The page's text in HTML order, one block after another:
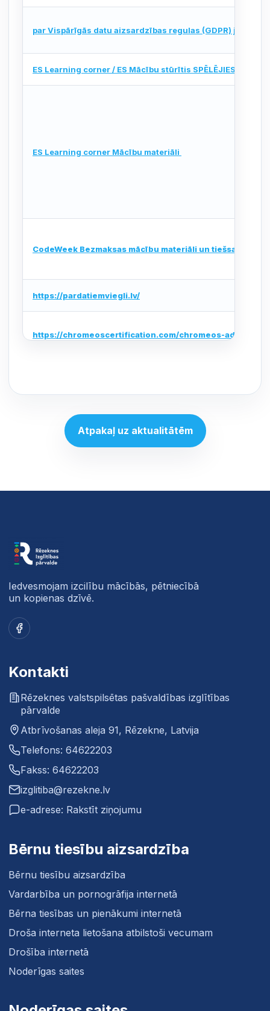
par Vispārīgās datu aizsardzības regulas (GDPR)
ES Learning corner / ES Mācību stūrītis SPĒLĒJIES – MĀCI –
ES Learning corner Mācību materiāli
CodeWeek Bezmaksas mācību materiāli un tiešsaistes
https://pardatiemviegli.lv/
https://chromeoscertification.com/chromeos-
https://cert.lv/lv/pakalpojumi
Atpakaļ uz aktualitātēm
Iedvesmojam izcilību mācībās, pētniecībā
un kopienas dzīvē.
Facebook
Kontakti
Rēzeknes valstspilsētas pašvaldības izglītības
pārvalde
Atbrīvošanas aleja 91, Rēzekne, Latvija
Telefons: 64622203
Fakss: 64622203
izglitiba@rezekne.lv
e-adrese: Rakstīt ziņojumu
Bērnu tiesību aizsardzība
Bērnu tiesību aizsardzība
Vardarbība un pornogrāfija internetā
Bērna tiesības un pienākumi internetā
Droša interneta lietošana atbilstoši vecumam
Drošība internetā
Noderīgas saites